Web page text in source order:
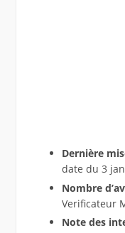
Dernière
date du 3
Nombre
Verificateur
Note des